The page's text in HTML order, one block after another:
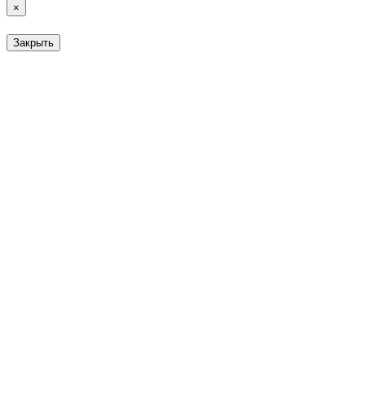
×
Закрыть